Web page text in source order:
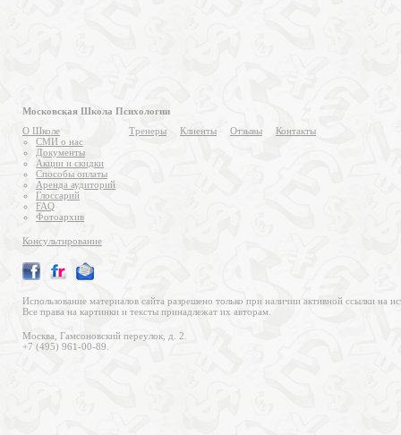
Московская Школа Психологии
О Школе
СМИ о нас
Документы
Акции и скидки
Способы оплаты
Аренда аудиторий
Глоссарий
FAQ
Фотоархив
Тренеры Клиенты Отзывы Контакты
Консультирование
Использование материалов сайта разрешено только при наличии активной ссылки на
Все права на картинки и тексты принадлежат их авторам.
Москва, Гамсоновский переулок, д. 2.
+7 (495) 961-00-89.